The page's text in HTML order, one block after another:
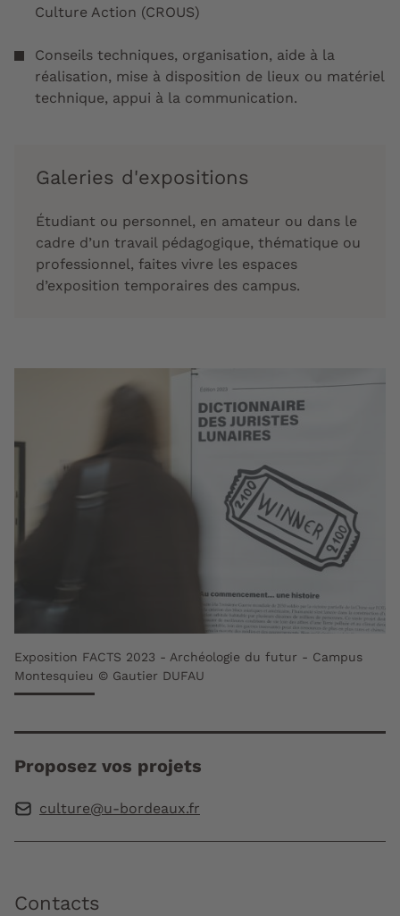
Culture Action (CROUS)
Conseils techniques, organisation, aide à la
réalisation, mise à disposition de lieux ou matériel
technique, appui à la communication.
Galeries d'expositions
Étudiant ou personnel, en amateur ou dans le
cadre d’un travail pédagogique, thématique ou
professionnel, faites vivre les espaces
d’exposition temporaires des campus.
Exposition FACTS 2023 - Archéologie du futur - Campus
Montesquieu © Gautier DUFAU
Proposez vos projets
culture@u-bordeaux.fr
Contacts